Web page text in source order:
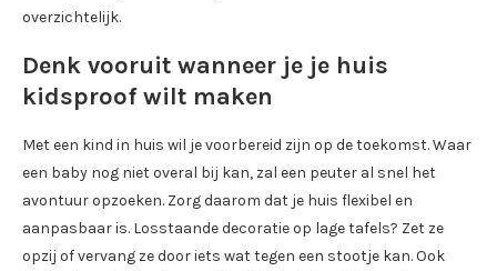
overzichtelijk.
Denk vooruit wanneer je je huis
kidsproof wilt maken
Met een kind in huis wil je voorbereid zijn op de toekomst. Waar
een baby nog niet overal bij kan, zal een peuter al snel het
avontuur opzoeken. Zorg daarom dat je huis flexibel en
aanpasbaar is. Losstaande decoratie op lage tafels? Zet ze
opzij of vervang ze door iets wat tegen een stootje kan. Ook